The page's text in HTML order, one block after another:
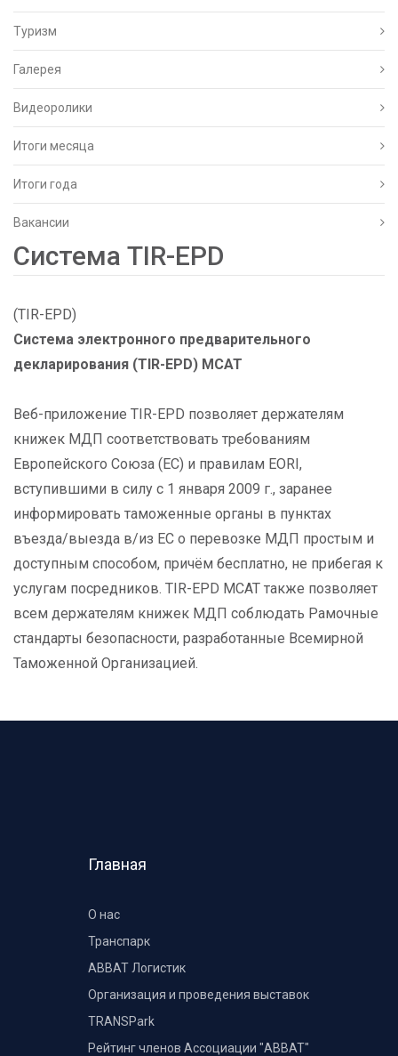
Туризм
Галерея
Видеоролики
Итоги месяца
Итоги года
Вакансии
Система TIR-EPD
(TIR-EPD)
Система электронного предварительного
декларирования (TIR-EPD) МСАТ
Веб-приложение TIR-EPD позволяет держателям
книжек МДП соответствовать требованиям
Европейского Союза (ЕС) и правилам EORI,
вступившими в силу с 1 января 2009 г., заранее
информировать таможенные органы в пунктах
въезда/выезда в/из ЕС о перевозке МДП простым и
доступным способом, причём бесплатно, не прибегая к
услугам посредников. TIR-EPD МСАТ также позволяет
всем держателям книжек МДП соблюдать Рамочные
стандарты безопасности, разработанные Всемирной
Таможенной Организацией.
Главная
О нас
Транспарк
ABBAT Логистик
Организация и проведения выставок
TRANSPark
Рейтинг членов Ассоциации "АВВАТ"